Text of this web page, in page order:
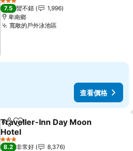
3 星級
7.5 蠻不錯
1,996
卑南鄉
寬敞的戶外泳池區查看價格
查看價格
分享 加入我的最愛
Traveller-Inn Day Moon
Hotel
查看價格
3 星級
8.2 非常好
8,376